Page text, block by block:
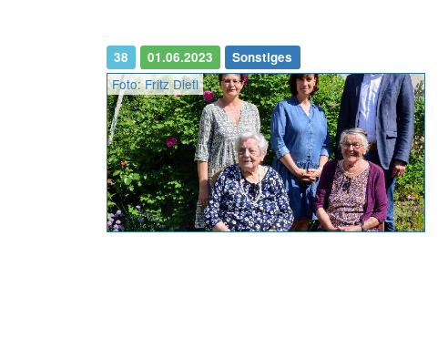
38 01.06.2023 Sonstiges
Foto: Fritz Dietl